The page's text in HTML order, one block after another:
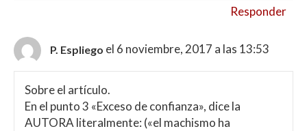
Responder
P. Espliego el 6 noviembre, 2017 a las 13:53
Sobre el artículo.
En el punto 3 «Exceso de confianza», dice la
AUTORA literalmente: («el machismo ha